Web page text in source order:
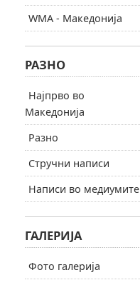
WMA - Македонија
РАЗНО
Најпрво во
Македонија
Разно
Стручни написи
Написи во медиумите
ГАЛЕРИЈА
Фото галерија